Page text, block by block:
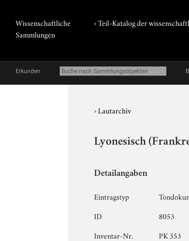
Wissenschaftliche
Sammlungen
› Teil-Katalog der
Erkunden
›Lautarchiv
Lyonesisch
Detailangaben
Eintragstyp
ID
8053
Inventar-Nr.
PK 353